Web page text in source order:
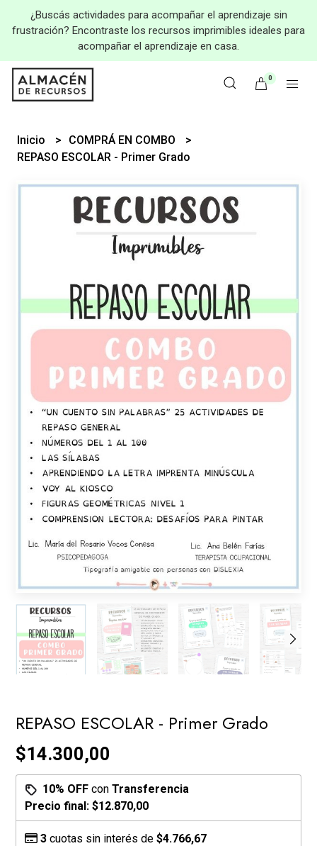
¿Buscás actividades para acompañar el aprendizaje sin
frustración? Encontraste los recursos imprimibles ideales para
acompañar el aprendizaje en casa.
0
Inicio
COMPRÁ EN COMBO
REPASO ESCOLAR - Primer Grado
REPASO ESCOLAR - Primer Grado
$14.300,00
10% OFF conTransferencia
Precio final:$12.870,00
3 cuotas sin interés de$4.766,67